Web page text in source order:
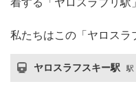
着する「ヤロスラブリ駅
私たちはこの「ヤロスラ
ヤロスラフスキー駅 駅